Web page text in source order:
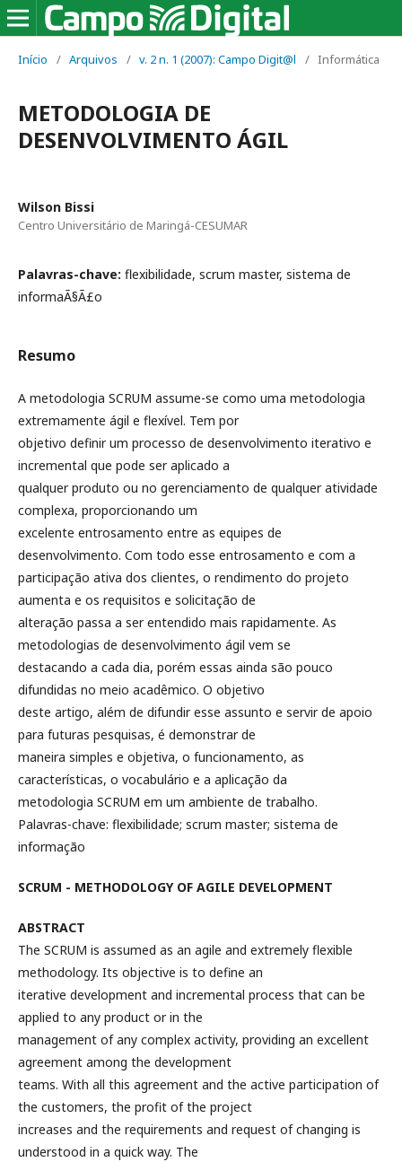
Início / Arquivos / v. 2 n. 1 (2007): Campo Digit@l / Informática
METODOLOGIA DE
DESENVOLVIMENTO ÁGIL
Wilson Bissi
Centro Universitário de Maringá-CESUMAR
Palavras-chave: flexibilidade, scrum master, sistema de
informaÃ§Ã£o
Resumo
A metodologia SCRUM assume-se como uma metodologia
extremamente ágil e flexível. Tem por
objetivo definir um processo de desenvolvimento iterativo e
incremental que pode ser aplicado a
qualquer produto ou no gerenciamento de qualquer atividade
complexa, proporcionando um
excelente entrosamento entre as equipes de
desenvolvimento. Com todo esse entrosamento e com a
participação ativa dos clientes, o rendimento do projeto
aumenta e os requisitos e solicitação de
alteração passa a ser entendido mais rapidamente. As
metodologias de desenvolvimento ágil vem se
destacando a cada dia, porém essas ainda são pouco
difundidas no meio acadêmico. O objetivo
deste artigo, além de difundir esse assunto e servir de apoio
para futuras pesquisas, é demonstrar de
maneira simples e objetiva, o funcionamento, as
características, o vocabulário e a aplicação da
metodologia SCRUM em um ambiente de trabalho.
Palavras-chave: flexibilidade; scrum master; sistema de
informação
SCRUM - METHODOLOGY OF AGILE DEVELOPMENT
ABSTRACT
The SCRUM is assumed as an agile and extremely flexible
methodology. Its objective is to define an
iterative development and incremental process that can be
applied to any product or in the
management of any complex activity, providing an excellent
agreement among the development
teams. With all this agreement and the active participation of
the customers, the profit of the project
increases and the requirements and request of changing is
understood in a quick way. The